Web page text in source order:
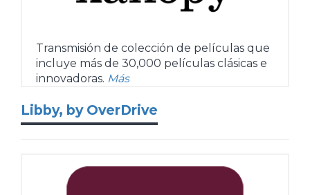
Transmisión de colección de películas que
incluye más de 30,000 películas clásicas e
innovadoras. Más
Libby, by OverDrive